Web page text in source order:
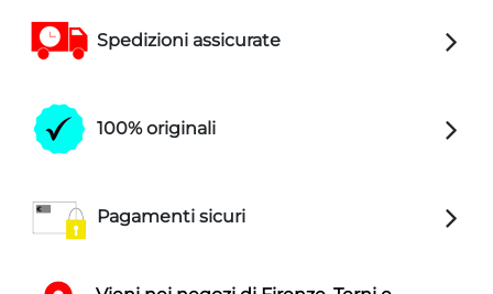
Spedizioni assicurate
100% originali
Pagamenti sicuri